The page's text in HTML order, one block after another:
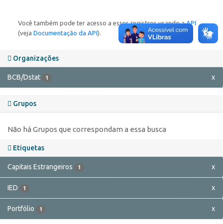
Organizações
BCB/Dstat 1 x
Grupos
Não há Grupos que correspondam a essa busca
Etiquetas
Capitais Estrangeiros 1 x
IED 1 x
Portfólio 1 x
Você também pode ter acesso a esses registros usando aAPI
(veja Documentação da API).